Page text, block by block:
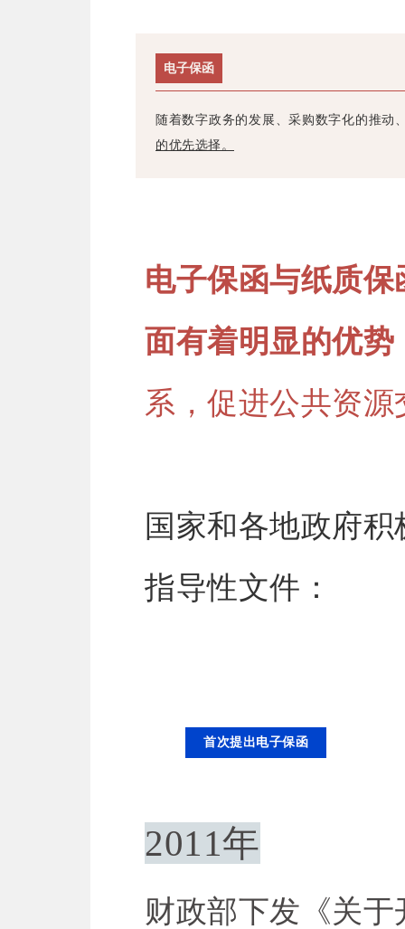
电子保函
随着数字政务的发展、采购数字化的推动
的优先选择。
电子保函与纸质
面有着明显的优势
系，促进公共资
国家和各地政府
指导性文件：
首次提出电子保函
2011年
财政部下发《关